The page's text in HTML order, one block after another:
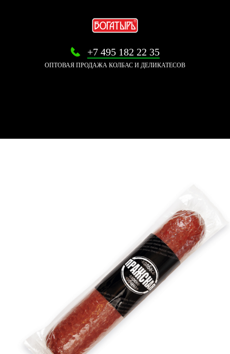
+7 495 182 22 35
ОПТОВАЯ ПРОДАЖА КОЛБАС И ДЕЛИКАТЕСОВ